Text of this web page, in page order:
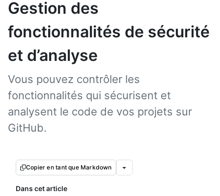
Gestion des
fonctionnalités de sécurité
et d’analyse
Vous pouvez contrôler les
fonctionnalités qui sécurisent et
analysent le code de vos projets sur
GitHub.
Copier en tant que Markdown
Dans cet article